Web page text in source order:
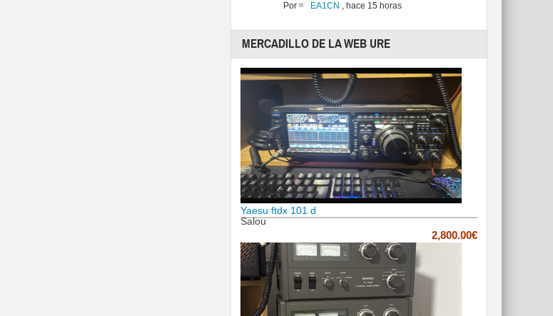
Por EA1CN , hace 15 horas
MERCADILLO DE LA WEB URE
Yaesu ftdx 101 d
Salou
2,800.00€